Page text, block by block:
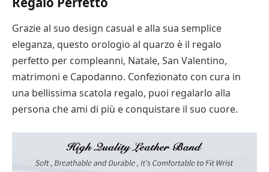
Grazie al suo design casual e alla sua semplice
eleganza, questo orologio al quarzo è il regalo
perfetto per compleanni, Natale, San Valentino,
matrimoni e Capodanno. Confezionato con cura in
una bellissima scatola regalo, puoi regalarlo alla
persona che ami di più e conquistare il suo cuore.